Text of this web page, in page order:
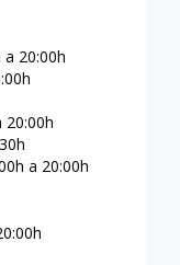
20:00h
20:00h
a 20:00h